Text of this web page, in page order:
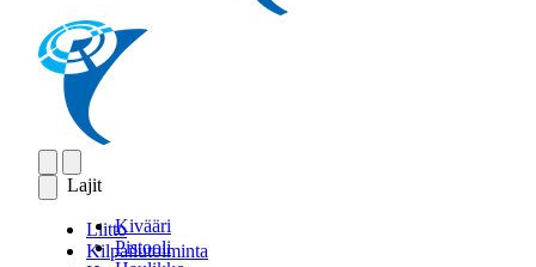
Lajit
Kivääri
Pistooli
Liitto
Kilpailutoiminta